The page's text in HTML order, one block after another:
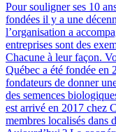
Pour souligner ses 10
fondées il y a une
l’organisation a
entreprises sont des
Chacune à leur façon.
Québec a été fondée en
fondateurs de donner
des semences
est arrivé en 2017 chez
membres localisés dans